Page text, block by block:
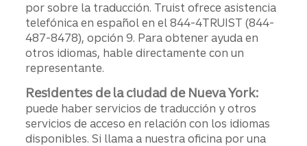
por sobre la traducción. Truist ofrece asistencia
telefónica en español en el 844-4TRUIST (844-
487-8478), opción 9. Para obtener ayuda en
otros idiomas, hable directamente con un
representante.
Residentes de la ciudad de Nueva York:
puede haber servicios de traducción y otros
servicios de acceso en relación con los idiomas
disponibles. Si llama a nuestra oficina por una